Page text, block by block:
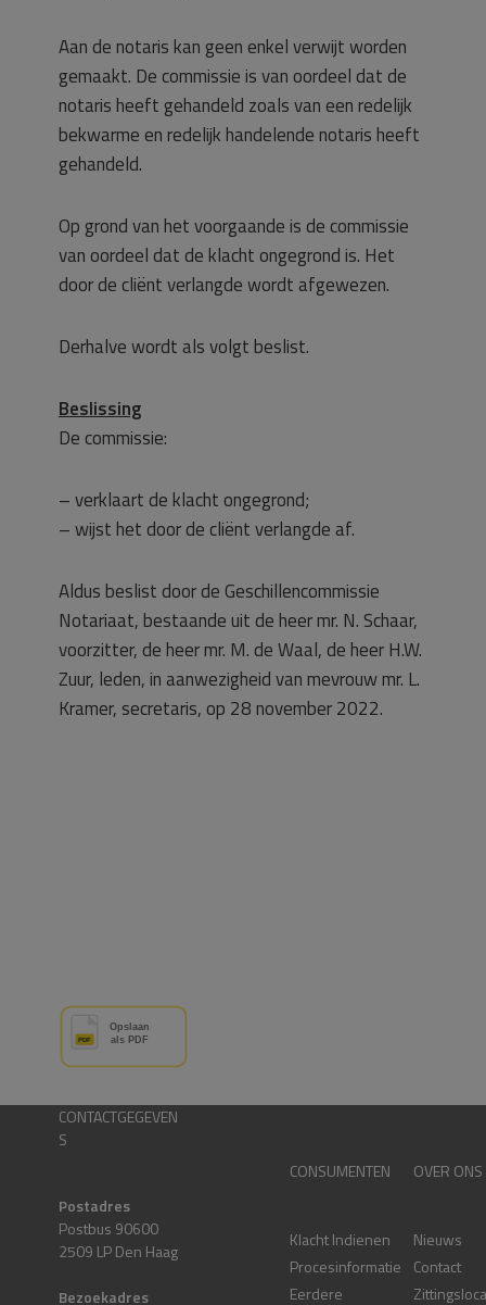
Aan de notaris kan geen enkel verwijt worden
gemaakt. De commissie is van oordeel dat de
notaris heeft gehandeld zoals van een redelijk
bekwarme en redelijk handelende notaris heeft
gehandeld.
Op grond van het voorgaande is de commissie
van oordeel dat de klacht ongegrond is. Het
door de cliënt verlangde wordt afgewezen.
Derhalve wordt als volgt beslist.
Beslissing
De commissie:
– verklaart de klacht ongegrond;
– wijst het door de cliënt verlangde af.
Aldus beslist door de Geschillencommissie
Notariaat, bestaande uit de heer mr. N. Schaar,
voorzitter, de heer mr. M. de Waal, de heer H.W.
Zuur, leden, in aanwezigheid van mevrouw mr. L.
Kramer, secretaris, op 28 november 2022.
CONTACTGEGEVEN
S
Postadres
Postbus 90600
2509 LP Den Haag
Bezoekadres
CONSUMENTEN
Klacht Indienen
Procesinformatie
Eerdere
OVER ONS
Nieuws
Contact